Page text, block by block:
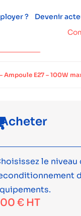
? Devenir
E27 – 100W
Acheter
le niveau
€ HT